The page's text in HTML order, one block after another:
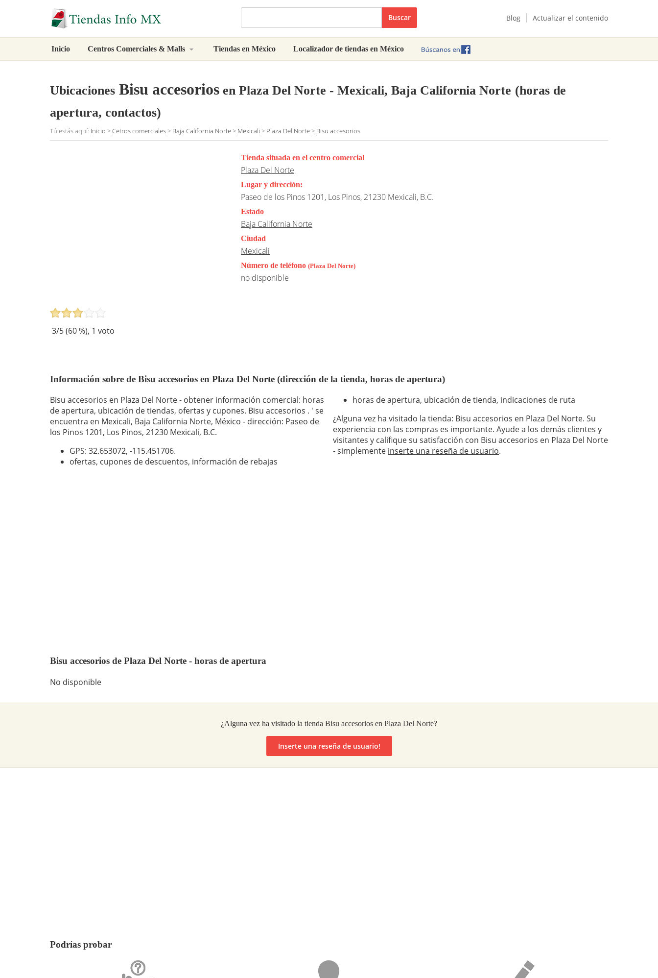
Buscar Blog Actualizar el contenido
Inicio Centros Comerciales & Malls Tiendas en México Localizador de tiendas en México
Ubicaciones Bisu accesorios en Plaza Del Norte - Mexicali, Baja California Norte (horas de
apertura, contactos)
Tú estás aquí: Inicio >Cetros comerciales> Baja California Norte> Mexicali > Plaza Del Norte> Bisu accesorios
3/5 (60%), 1 voto
Tienda situada en el centro comercial
Plaza Del Norte
Lugar y dirección:
Paseo de los Pinos 1201, Los Pinos, 21230 Mexicali, B.C.
Estado
Baja California Norte
Ciudad
Mexicali
Número de teléfono (Plaza Del Norte)
no disponible
Información sobre de Bisu accesorios en Plaza Del Norte (dirección de la tienda, horas de apertura)
Bisu accesorios en Plaza Del Norte - obtener información comercial: horas
de apertura, ubicación de tiendas, ofertas y cupones. Bisu accesorios . ' se
encuentra en Mexicali, Baja California Norte, México - dirección: Paseo de
los Pinos 1201, Los Pinos, 21230 Mexicali, B.C.
GPS: 32.653072, -115.451706.
ofertas, cupones de descuentos, información de rebajas
horas de apertura, ubicación de tienda, indicaciones de ruta
¿Alguna vez ha visitado la tienda: Bisu accesorios en Plaza Del Norte. Su
experiencia con las compras es importante. Ayude a los demás clientes y
visitantes y califique su satisfacción con Bisu accesorios en Plaza Del Norte
- simplemente inserte una reseña de usuario.
Bisu accesorios de Plaza Del Norte - horas de apertura
No disponible
¿Alguna vez ha visitado la tienda Bisu accesorios en Plaza Del Norte?
Inserte una reseña de usuario!
Podrías probar